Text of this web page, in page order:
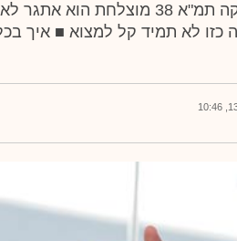
משא ומתן לסגירת עסקה תמ"א 38
כזו לא תמיד קל למצוא ■ איך